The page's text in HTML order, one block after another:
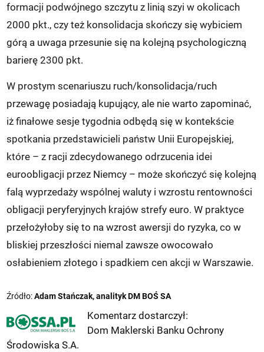
formacji podwójnego szczytu z linią szyi w okolicach
2000 pkt., czy też konsolidacja skończy się wybiciem
górą a uwaga przesunie się na kolejną psychologiczną
barierę 2300 pkt.
W prostym scenariuszu ruch/konsolidacja/ruch
przewagę posiadają kupujący, ale nie warto zapominać,
iż finałowe sesje tygodnia odbędą się w kontekście
spotkania przedstawicieli państw Unii Europejskiej,
które – z racji zdecydowanego odrzucenia idei
euroobligacji przez Niemcy – może skończyć się kolejną
falą wyprzedaży wspólnej waluty i wzrostu rentowności
obligacji peryferyjnych krajów strefy euro. W praktyce
przełożyłoby się to na wzrost awersji do ryzyka, co w
bliskiej przeszłości niemal zawsze owocowało
osłabieniem złotego i spadkiem cen akcji w Warszawie.
Źródło:Adam Stańczak, analityk DM BOŚ SA
Komentarz dostarczył:
Dom Maklerski Banku Ochrony
Środowiska S.A.